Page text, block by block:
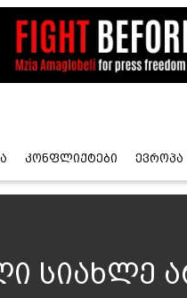
კონფლიქტები ევროპა
სიახლე